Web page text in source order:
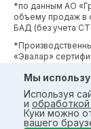
*по данным АО
объему продаж в
БАД (без учета
«Эвалар»
Мы
Используя
и
Куки можно
вашего